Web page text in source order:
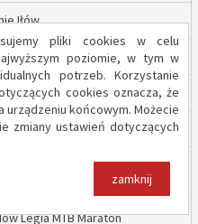
pliki cookies w celu
poziomie, w tym w
potrzeb. Korzystanie
cookies oznacza, że
urządzeniu końcowym. Możecie
zmiany ustawień dotyczących
zamknij
Iłów
– prace rozpoczęte
w Iłowie – etap II”
od Harnasia. Zachęcamy
Legia MTB Maraton